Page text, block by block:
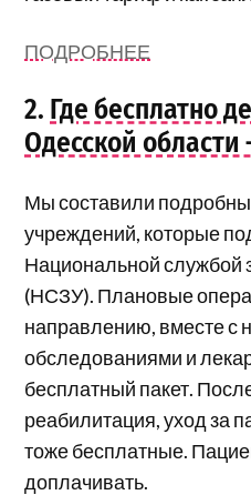
ПОДРОБНЕЕ
2. Где бесплатно
Одесской
Мы составили
учреждений, которые
Национальной службой
(НСЗУ). Плановые
направлению, вместе с
обследованиями и
бесплатный пакет.
реабилитация, уход за
тоже бесплатные.
доплачивать.